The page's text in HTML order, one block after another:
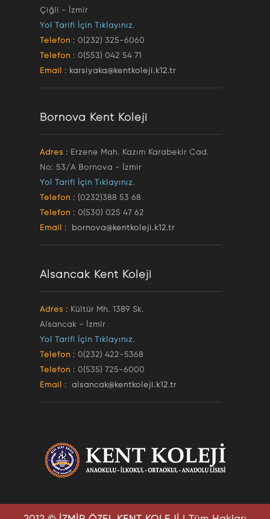
Çiğli - İzmir
Yol Tarifi İçin Tıklayınız.
Telefon : 0(232) 325-6060
Telefon : 0(553) 042 54 71
Email : karsiyaka@kentkoleji.k12.tr
Bornova Kent Koleji
Adres : Erzene Mah. Kazım Karabekir Cad.
No: 53/A Bornova - İzmir
Yol Tarifi İçin Tıklayınız.
Telefon : (0232)388 53 68
Telefon : 0(530) 025 47 62
Email :
bornova@kentkoleji.k12.tr
Alsancak Kent Koleji
Adres : Kültür Mh. 1389 Sk.
Alsancak - İzmir
Yol Tarifi İçin Tıklayınız.
Telefon : 0(232) 422-5368
Telefon : 0(535) 725-6000
Email : alsancak@kentkoleji.k12.tr